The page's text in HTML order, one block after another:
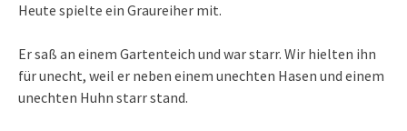
Heute spielte ein Graureiher mit.
Er saß an einem Gartenteich und war starr. Wir hielten ihn
für unecht, weil er neben einem unechten Hasen und einem
unechten Huhn starr stand.